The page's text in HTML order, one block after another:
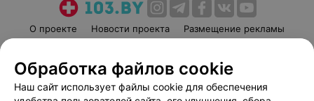
О проекте Новости проекта
Размещение рекламы
Пользовательское соглашение
Способы оплаты
Вакансии
Партнеры
Обработка файлов cookie
Наш сайт использует файлы cookie для обеспечения